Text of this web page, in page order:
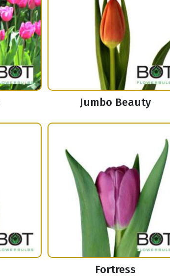
Jumbo Beauty
Fortress